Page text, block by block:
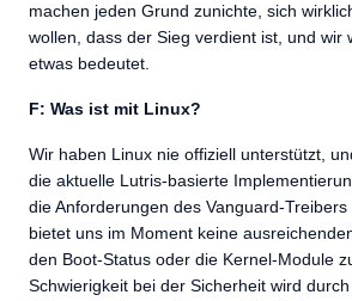
machen jeden Grund zunichte, sich
wollen, dass der Sieg verdient ist, und wir
etwas bedeutet.
F: Was ist mit Linux?
Wir haben Linux nie offiziell unterstützt,
die aktuelle Lutris-basierte
die Anforderungen des Vanguard-
bietet uns im Moment keine
den Boot-Status oder die Kernel-Module
Schwierigkeit bei der Sicherheit wird